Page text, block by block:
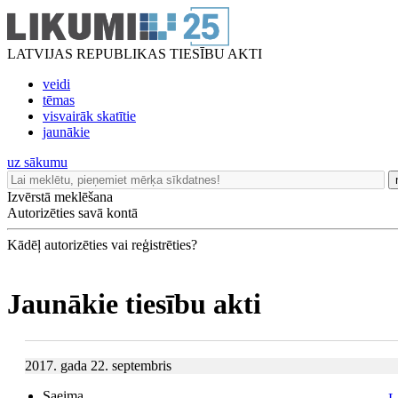
LATVIJAS REPUBLIKAS TIESĪBU AKTI
veidi
tēmas
visvairāk skatītie
jaunākie
uz sākumu
Izvērstā meklēšana
Autorizēties savā kontā
Kādēļ autorizēties vai reģistrēties?
Jaunākie tiesību akti
2017. gada 22. septembris